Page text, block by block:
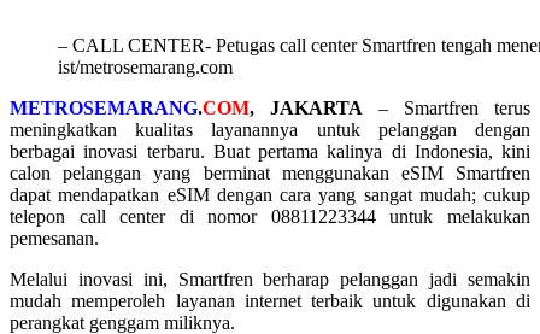
– CALL CENTER- Petugas call center Smartfren tengah
ist/metrosemarang.com
METROSEMARANG.COM, JAKARTA – Smartfren terus
meningkatkan kualitas layanannya untuk pelanggan dengan
berbagai inovasi terbaru. Buat pertama kalinya di Indonesia, kini
calon pelanggan yang berminat menggunakan eSIM Smartfren
dapat mendapatkan eSIM dengan cara yang sangat mudah; cukup
telepon call center di nomor 08811223344 untuk melakukan
pemesanan.
Melalui inovasi ini, Smartfren berharap pelanggan jadi semakin
mudah memperoleh layanan internet terbaik untuk digunakan di
perangkat genggam miliknya.